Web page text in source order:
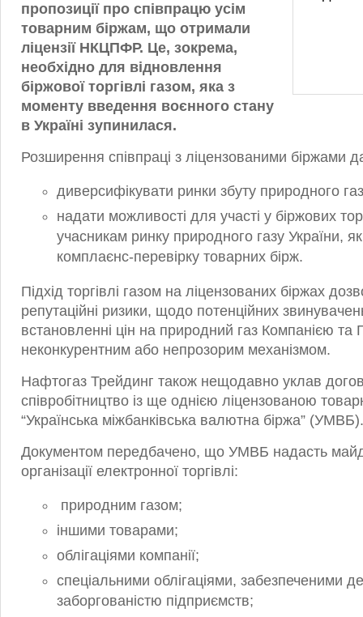
пропозиції про співпрацю усім
товарним біржам, що отримали
ліцензії НКЦПФР. Це, зокрема,
необхідно для відновлення
біржової торгівлі газом, яка з
моменту введення воєнного стану
в Україні зупинилася.
Розширення співпраці з ліцензованими біржами
диверсифікувати ринки збуту природного
надати можливості для участі у біржових
учасникам ринку природного газу України,
комплаєнс-перевірку товарних бірж.
Підхід торгівлі газом на ліцензованих біржах
репутаційні ризики, щодо потенційних
встановленні цін на природний газ Компанією
неконкурентним або непрозорим механізмом.
Нафтогаз Трейдинг також нещодавно уклав
співробітництво із ще однією ліцензованою
“Українська міжбанківська валютна біржа” (УМВБ).
Документом передбачено, що УМВБ надасть
організації електронної торгівлі:
природним газом;
іншими товарами;
облігаціями компанії;
спеціальними облігаціями, забезпеченими
заборгованістю підприємств;